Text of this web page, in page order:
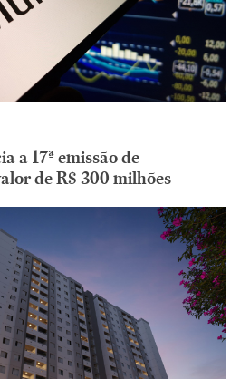
a 17ª emissão de
de R$ 300 milhões